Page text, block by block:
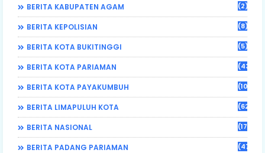
BERITA KABUPATEN AGAM (2)
BERITA KEPOLISIAN (8)
BERITA KOTA BUKITINGGI (5)
BERITA KOTA PARIAMAN (43)
BERITA KOTA PAYAKUMBUH (108)
BERITA LIMAPULUH KOTA (62)
BERITA NASIONAL (17)
BERITA PADANG PARIAMAN (470)